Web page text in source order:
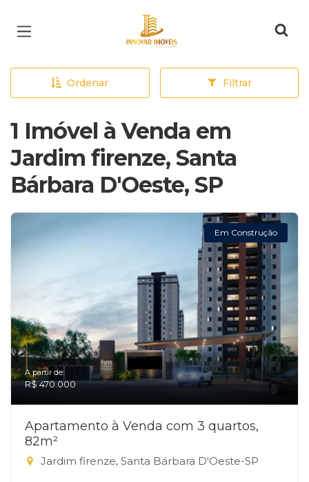
Página inicial
Ordenar Filtrar
1 Imóvel à Venda em
Jardim firenze, Santa
Bárbara D'Oeste, SP
Em Construção
A partir de:
R$ 470.000
Apartamento à Venda com 3 quartos,
82m²
Jardim firenze, Santa Bárbara D'Oeste-SP